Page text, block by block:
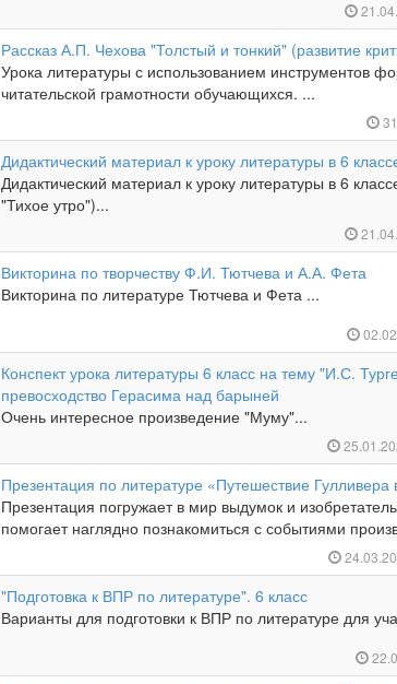
Рассказ А.П. Чехова "Толстый и тонкий" (развитие
Урока литературы с использованием инструментов
читательской грамотности обучающихся. ...
Дидактический материал к уроку литературы в 6
Дидактический материал к уроку литературы в 6
"Тихое утро")...
Викторина по творчеству Ф.И. Тютчева и А.А. Фета
Викторина по литературе Тютчева и Фета ...
Конспект урока литературы 6 класс на тему "И.С.
превосходство Герасима над барыней
Очень интересное произведение "Муму"...
Презентация по литературе «Путешествие Гулливера
Презентация погружает в мир выдумок и
помогает наглядно познакомиться с событиями
"Подготовка к ВПР по литературе". 6 класс
Варианты для подготовки к ВПР по литературе для